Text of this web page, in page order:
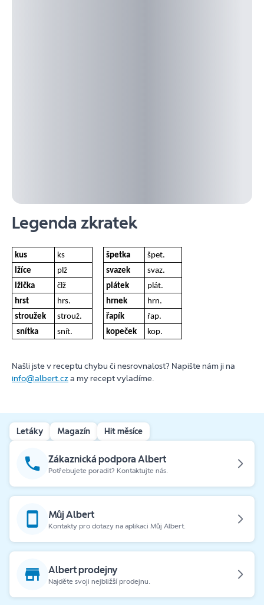
Legenda zkratek
kus ks špetka
špet.
lžíce
plž svazek
svaz.
lžička
člž plátek
plát.
hrst
hrs. hrnek
hrn.
stroužek
strouž. řapík
řap.
snítka
snít. kopeček kop.
Našli jste v receptu chybu či nesrovnalost? Napište nám ji na
info@albert.cza my recept vyladíme.
Letáky Magazín Hit měsíce
Zákaznická podpora Albert
Potřebujete poradit? Kontaktujte nás.
Můj Albert
Kontakty pro dotazy na aplikaci Můj Albert.
Albert prodejny
Najděte svoji nejbližší prodejnu.